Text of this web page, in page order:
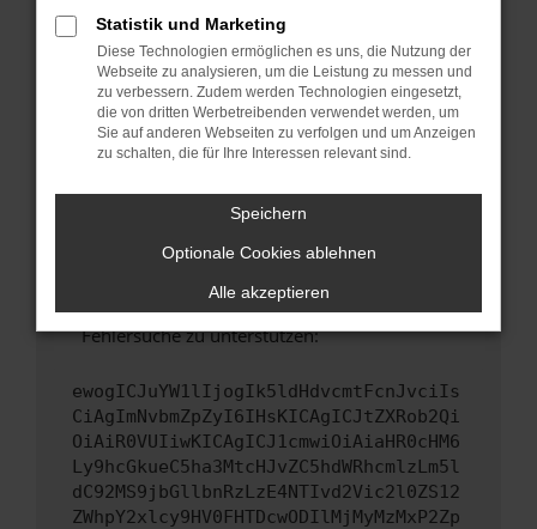
Betriebssystem auf dem neuesten Stand
sind.
Veraltete Software birgt nicht nur ein
Sicherheitsrisiko, sondern kann auch dazu
führen, dass bestimmte Funktionen nicht mehr
unterstützt werden.
Wende dich an den Webseitenbetreiber.
Wenn du alle oben genannten Schritte versucht
hast, kontaktiere uns bitte. Wir werden
versuchen, das Problem zu beheben. Du kannst
uns diesen Text schicken, um uns bei der
Fehlersuche zu unterstützen:
ewogICJuYW1lIjogIk5ldHdvcmtFcnJvciIs
CiAgImNvbmZpZyI6IHsKICAgICJtZXRob2Qi
OiAiR0VUIiwKICAgICJ1cmwiOiAiaHR0cHM6
Ly9hcGkueC5ha3MtcHJvZC5hdWRhcmlzLm5l
dC92MS9jbGllbnRzLzE4NTIvd2Vic2l0ZS12
ZWhpY2xlcy9HV0FHTDcwODIlMjMyMzMxP2Zp
Statistik und Marketing
Diese Technologien ermöglichen es uns, die Nutzung der
Webseite zu analysieren, um die Leistung zu messen und
zu verbessern. Zudem werden Technologien eingesetzt,
die von dritten Werbetreibenden verwendet werden, um
Sie auf anderen Webseiten zu verfolgen und um Anzeigen
zu schalten, die für Ihre Interessen relevant sind.
Speichern
Optionale Cookies ablehnen
Alle akzeptieren